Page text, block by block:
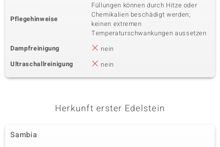
Pflegehinweise
Füllungen können durch Hitze oder
Chemikalien beschädigt werden;
keinen extremen
Temperaturschwankungen aussetzen
Dampfreinigung
nein
Ultraschallreinigung
nein
Herkunft erster Edelstein
Sambia